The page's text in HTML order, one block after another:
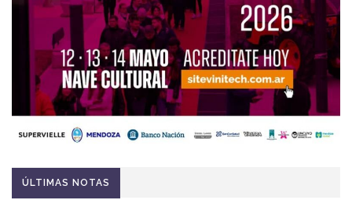
ÚLTIMAS NOTAS